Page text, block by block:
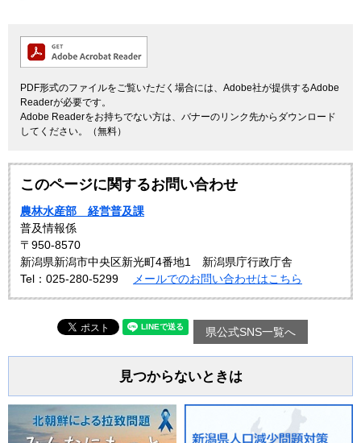
PDF形式のファイルをご覧いただく場合には、Adobe社が提供するAdobe
Readerが必要です。
Adobe Readerをお持ちでない方は、バナーのリンク先からダウンロード
してください。（無料）
このページに関するお問い合わせ
農林水産部 経営普及課
普及情報係
〒950-8570
新潟県新潟市中央区新光町4番地1 新潟県庁行政庁舎
Tel：025-280-5299
メールでのお問い合わせはこちら
県公式SNS一覧へ
見つからないときは